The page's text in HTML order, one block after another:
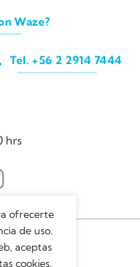
Waze?
Tel. +56 2 2914 7444
hrs
ofrecerte
de uso.
aceptas
cookies.